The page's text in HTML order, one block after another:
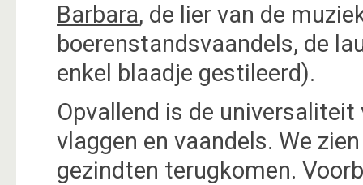
Barbara, de lier van de
boerenstandsvaandels, de
enkel blaadje gestileerd).
Opvallend is de
vlaggen en vaandels. We
gezindten terugkomen.